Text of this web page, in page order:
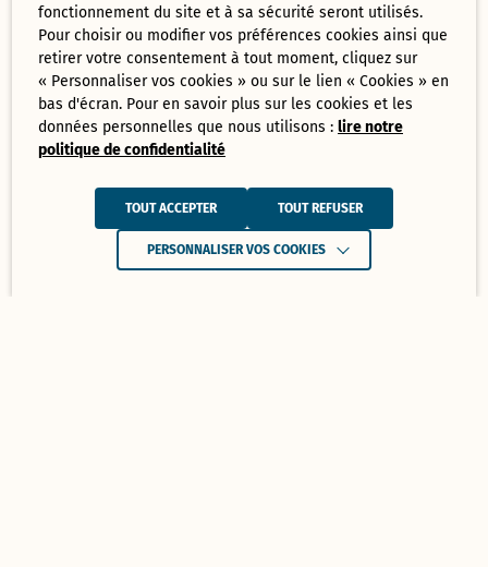
fonctionnement du site et à sa sécurité seront utilisés.
Pour choisir ou modifier vos préférences cookies ainsi que
retirer votre consentement à tout moment, cliquez sur
« Personnaliser vos cookies » ou sur le lien « Cookies » en
bas d'écran. Pour en savoir plus sur les cookies et les
données personnelles que nous utilisons :lire notre
politique de confidentialité
TOUT ACCEPTER TOUT REFUSER
PERSONNALISER VOS COOKIES